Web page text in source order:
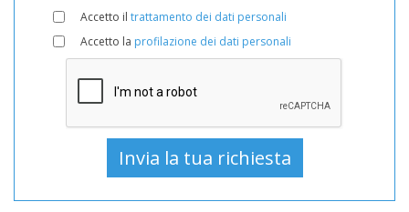
Accetto il trattamento dei dati personali
Accetto la profilazione dei dati personali